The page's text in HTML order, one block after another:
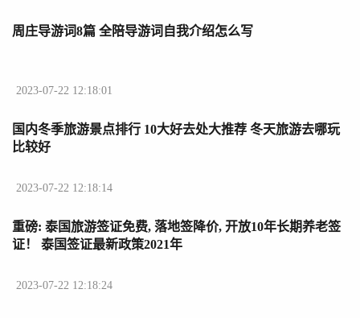
周庄导游词8篇 全陪导游词自我介绍怎么写
2023-07-22 12:18:01
国内冬季旅游景点排行 10大好去处大推荐 冬天旅游去哪玩
比较好
2023-07-22 12:18:14
重磅: 泰国旅游签证免费, 落地签降价, 开放10年长期养老签
证！ 泰国签证最新政策2021年
2023-07-22 12:18:24